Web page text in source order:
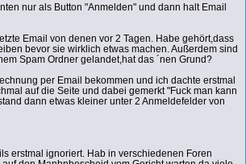
nur als Button "Anmelden" und dann halt Email
Email von denen vor 2 Tagen. Habe gehört,dass
bevor sie wirklich etwas machen. Außerdem sind
Spam Ordner gelandet,hat das ´nen Grund?
per Email bekommen und ich dachte erstmal
auf die Seite und dabei gemerkt "Fuck man kann
dann etwas kleiner unter 2 Anmeldefelder von
erstmal ignoriert. Hab in verschiedenen Foren